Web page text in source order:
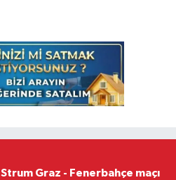
Strum Graz - Fenerbahçe maçı